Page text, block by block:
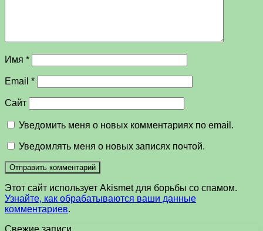
Имя *
Email *
Сайт
Уведомить меня о новых комментариях по email.
Уведомлять меня о новых записях почтой.
Этот сайт использует Akismet для борьбы со спамом.
Узнайте, как обрабатываются ваши данные
комментариев.
Свежие записи